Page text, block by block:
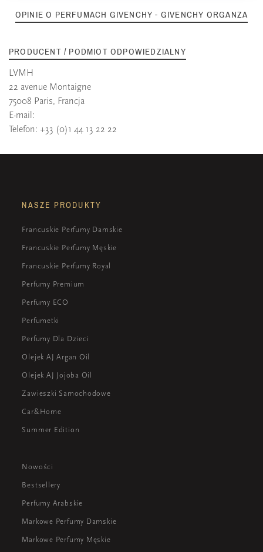
OPINIE O PERFUMACH GIVENCHY - GIVENCHY ORGANZA
PRODUCENT / PODMIOT ODPOWIEDZIALNY
LVMH
22 avenue Montaigne
75008 Paris, Francja
E-mail:
Telefon: +33 (0)1 44 13 22 22
NASZE PRODUKTY
Francuskie Perfumy Damskie
Francuskie Perfumy Męskie
Francuskie Perfumy Royal
Perfumy Premium
Perfumy ECO
Perfumetki
Perfumy Dla Dzieci
Olejek AJ Argan Oil
Olejek AJ Jojoba Oil
Zawieszki Samochodowe
Car&Home
Summer Edition
Nowości
Bestsellery
Perfumy Arabskie
Markowe Perfumy Damskie
Markowe Perfumy Męskie